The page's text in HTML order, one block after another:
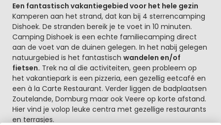
Een fantastisch vakantiegebied voor het hele gezin
Kamperen aan het strand, dat kan bij 4 sterrencamping
Dishoek. De stranden bereik je te voet in 10 minuten.
Camping Dishoek is een echte familiecamping direct
aan de voet van de duinen gelegen. In het nabij gelegen
natuurgebied is het fantastisch wandelen en/of
fietsen. Trek na al die activiteiten, geen probleem op
het vakantiepark is een pizzeria, een gezellig eetcafé en
een à la Carte Restaurant. Verder liggen de badplaatsen
Zoutelande, Domburg maar ook Veere op korte afstand.
Hier vind je volop leuke centra met gezellige restaurants
en terrasjes.